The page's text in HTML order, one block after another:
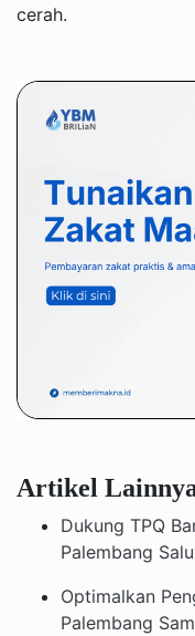
cerah.
Artikel
Dukung TPQ
Palembang
Optimalkan
Palembang